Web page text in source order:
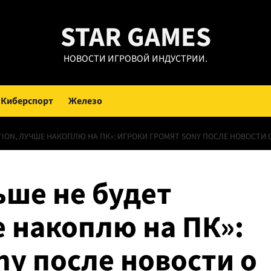
STAR GAMES
НОВОСТИ ИГРОВОЙ ИНДУСТРИИ.
Киберспорт Железо
ЛУЧШЕ НАКОПЛЮ НА ПК»: ИГРОКИ ГРОМЯТ SONY ПОСЛЕ
не будет
на ПК»:
после новости о